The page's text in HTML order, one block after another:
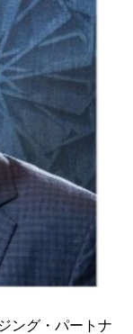
ング・パートナ